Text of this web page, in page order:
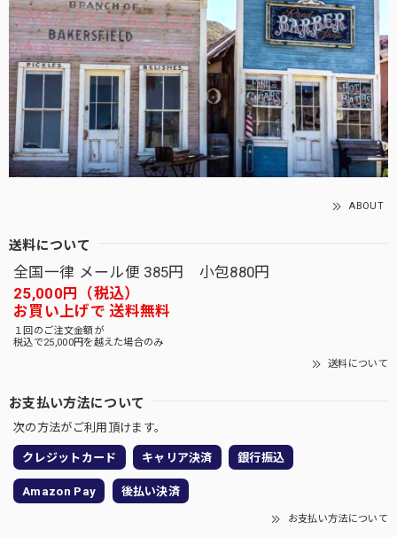
ABOUT
送料について
全国一律 メール便 385円 小包880円
25,000円（税込）
お買い上げで 送料無料
１回のご注文金額が
税込で25,000円を越えた場合のみ
送料について
お支払い方法について
次の方法がご利用頂けます。
クレジットカード キャリア決済 銀行振込
Amazon Pay 後払い決済
お支払い方法について